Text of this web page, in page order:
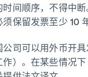
时间顺序，不得中
须保留发票至少 10
公司可以用外币开
作）。在某些情况